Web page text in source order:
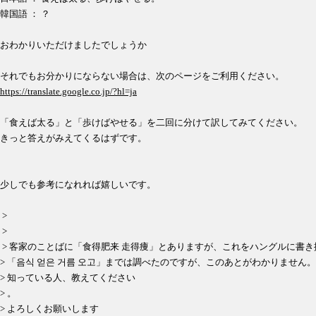
韓国語 ： ？
おわかりいただけましたでしょうか
それでもお分かりにならない場合は、次のページをご利用ください。
https://translate.google.co.jp/?hl=ja
「食えば太る」と「歩けばやせる」を二回に分けて訳してみてください。
きっと答えがみえてくるはずです。
少しでも参考になれれば嬉しいです。
>
>
> 客家のことばに「食得肥来 走得痩」とありますが、これをハングルに書き
> 「음식 얻은 거름 오고」までは調べたのですが、このあとがわかりません。
> 知っている人、教えてください
> 。
> よろしくお願いします